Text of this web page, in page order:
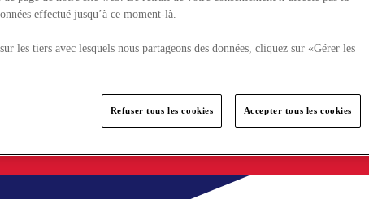
effectué jusqu’à ce moment-là.
les tiers avec lesquels nous partageons des données, cliquez sur «Gérer les
Refuser tous les cookies Accepter tous les cookies